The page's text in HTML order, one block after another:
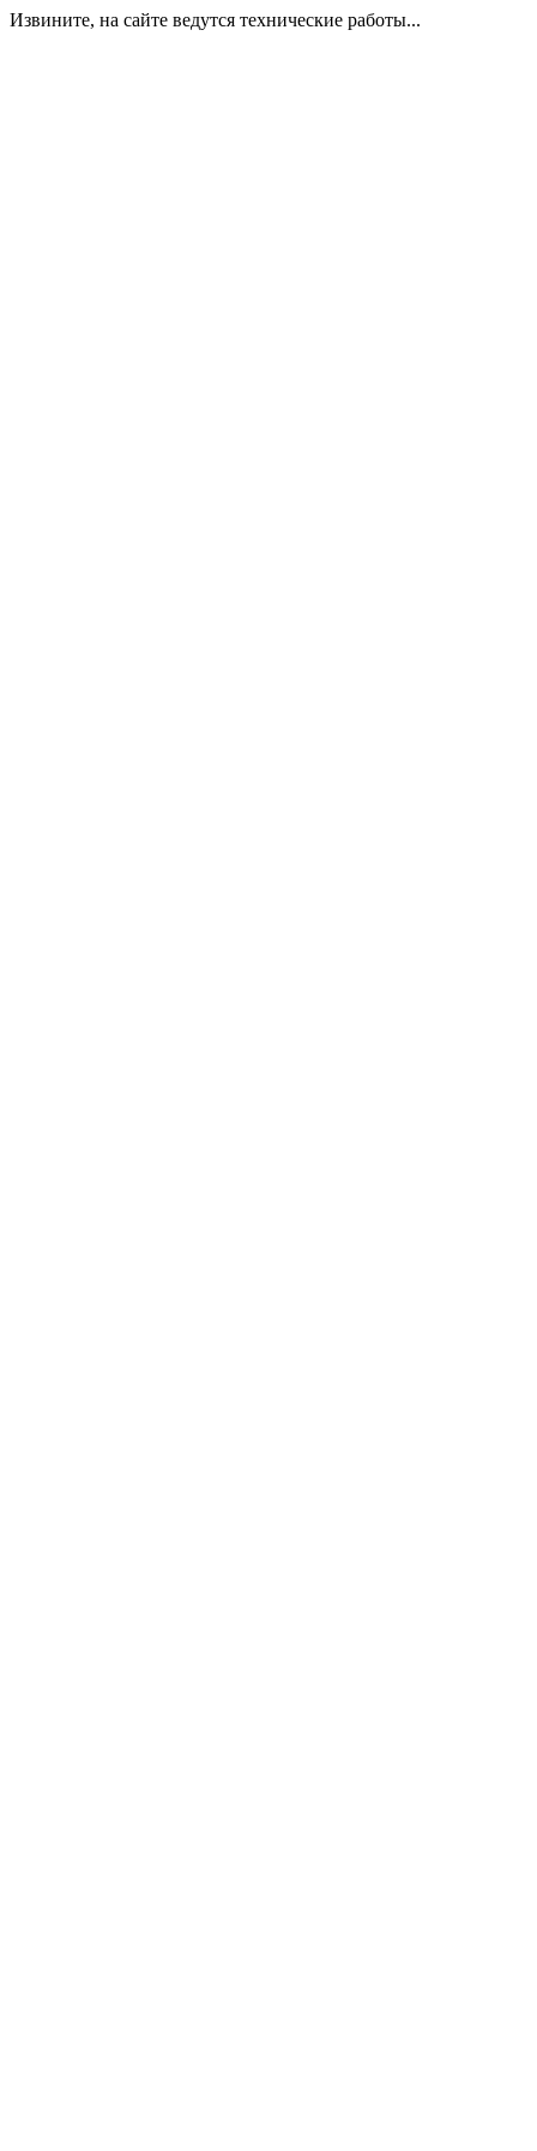
Извините, на сайте ведутся технические работы...